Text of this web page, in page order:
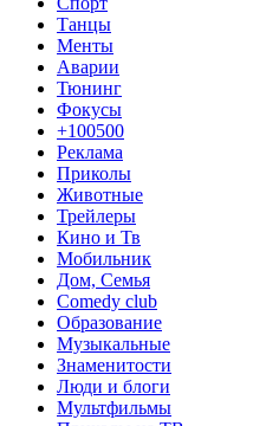
Танцы
Менты
Аварии
Тюнинг
Фокусы
+100500
Реклама
Приколы
Животные
Трейлеры
Кино и Тв
Мобильник
Дом, Семья
Comedy club
Образование
Музыкальные
Знаменитости
Люди и блоги
Мультфильмы